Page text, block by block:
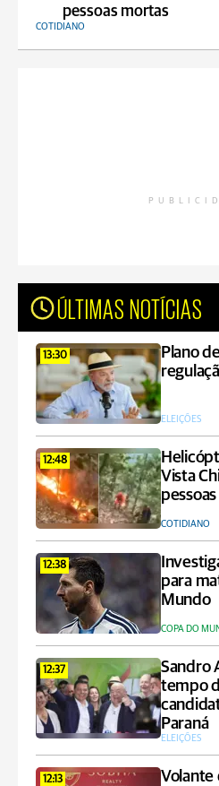
pessoas mortas
COTIDIANO
ÚLTIMAS NOTÍCIAS
13:30
Plano
ELEIÇÕES
12:48
Vista
COTIDIANO
12:38
para
Mundo
COPA DO
12:37
Sandro
tempo
Paraná
ELEIÇÕES
12:13
Volante